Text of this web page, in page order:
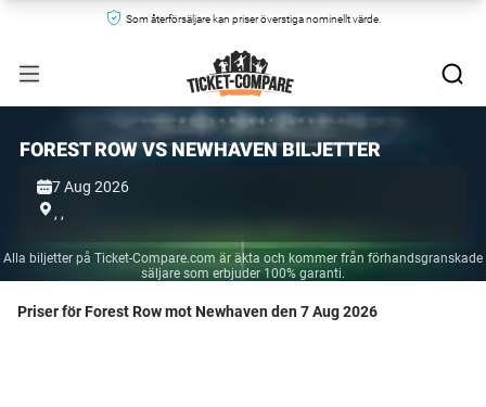
Som återförsäljare kan priser överstiga nominellt värde.
FOREST ROW VS NEWHAVEN BILJETTER
7 Aug 2026
, ,
Alla biljetter på Ticket-Compare.com är äkta och kommer från förhandsgranskade
säljare som erbjuder 100% garanti.
Priser för Forest Row mot Newhaven den 7 Aug 2026